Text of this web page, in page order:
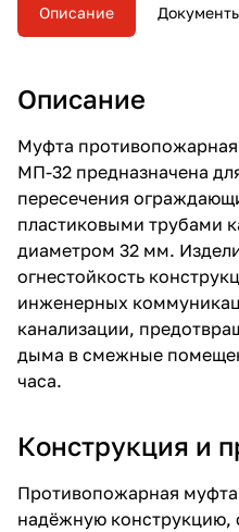
Описание
Описание
Муфта
МП-32 предназначена
пересечения
пластиковыми трубами
диаметром 32 мм.
огнестойкость
инженерных
канализации,
дыма в смежные
часа.
Конструкция и
Противопожарная
надёжную конструкцию,